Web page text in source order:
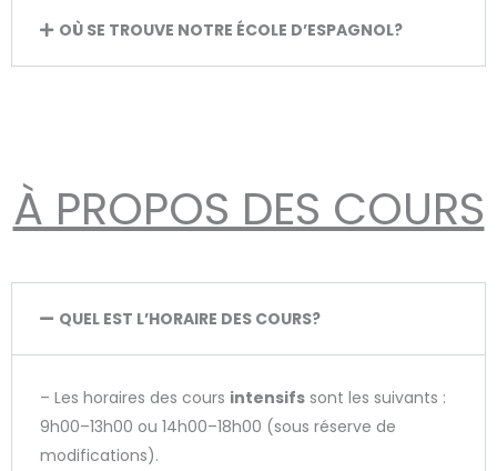
OÙ SE TROUVE NOTRE ÉCOLE D’ESPAGNOL?
À PROPOS DES COURS
QUEL EST L’HORAIRE DES COURS?
– Les horaires des cours intensifs sont les suivants :
9h00–13h00 ou 14h00–18h00 (sous réserve de
modifications).